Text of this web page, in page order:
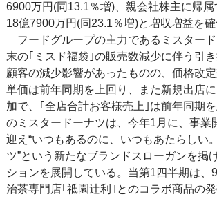
6900万円(同13.1％増)、親会社株主に帰
18億7900万円(同23.1％増)と増収増益を確
フードグループの主力であるミスター
末の｢ミスド福袋｣の販売数減少に伴う引
顧客の減少影響があったものの、価格改
単価は前年同期を上回り、また新規出店
加で、｢全店合計お客様売上｣は前年同期
のミスタードーナツは、今年1月に、事業
迎え“いつもあるのに、いつもあたらしい
ツ”という新たなブランドスローガンを掲
ションを展開している。当第1四半期は、
治茶専門店｢祗園辻利｣とのコラボ商品の